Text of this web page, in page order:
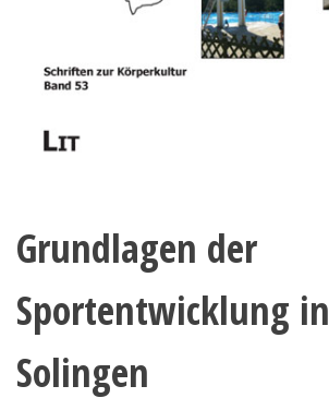
Grundlagen der
Sportentwicklung in
Solingen